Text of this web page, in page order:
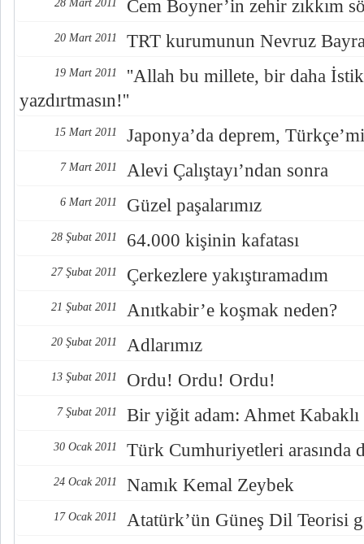
28 Mart 2011 Cem Boyner’in zehir zıkkım
20 Mart 2011 TRT kurumunun Nevruz
19 Mart 2011
''Allah bu millete, bir daha
yazdırtmasın!''
15 Mart 2011 Japonya’da deprem,
7 Mart 2011 Alevi Çalıştayı’ndan sonra
6 Mart 2011 Güzel paşalarımız
28 Şubat 2011 64.000 kişinin kafatası
27 Şubat 2011 Çerkezlere yakıştıramadım
21 Şubat 2011 Anıtkabir’e koşmak neden?
20 Şubat 2011 Adlarımız
13 Şubat 2011 Ordu! Ordu! Ordu!
7 Şubat 2011 Bir yiğit adam: Ahmet Kabaklı
30 Ocak 2011 Türk Cumhuriyetleri arasında
24 Ocak 2011 Namık Kemal Zeybek
17 Ocak 2011 Atatürk’ün Güneş Dil Teorisi